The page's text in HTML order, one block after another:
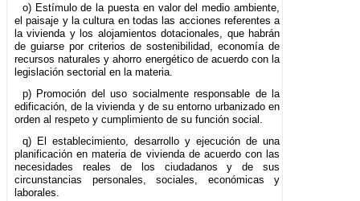
o) Estímulo de la puesta en valor del medio ambiente,
el paisaje y la cultura en todas las acciones referentes a
la vivienda y los alojamientos dotacionales, que habrán
de guiarse por criterios de sostenibilidad, economía de
recursos naturales y ahorro energético de acuerdo con la
legislación sectorial en la materia.
p) Promoción del uso socialmente responsable de la
edificación, de la vivienda y de su entorno urbanizado en
orden al respeto y cumplimiento de su función social.
q) El establecimiento, desarrollo y ejecución de una
planificación en materia de vivienda de acuerdo con las
necesidades reales de los ciudadanos y de sus
circunstancias personales, sociales, económicas y
laborales.